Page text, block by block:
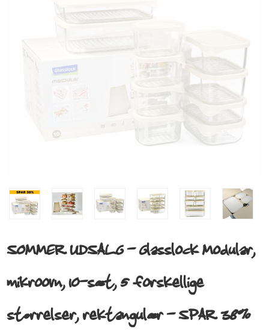
SOMMER UDSALG - Glasslock Modular,
mikroovn, 10-sæt, 5 forskellige
størrelser, rektangulær - SPAR 38%